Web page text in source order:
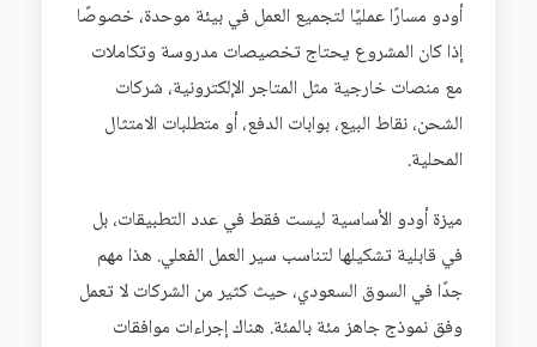
أودو مسارًا عمليًا لتجميع العمل في بيئة موحدة، خصوصًا
إذا كان المشروع يحتاج تخصيصات مدروسة وتكاملات
مع منصات خارجية مثل المتاجر الإلكترونية، شركات
الشحن، نقاط البيع، بوابات الدفع، أو متطلبات الامتثال
المحلية.
ميزة أودو الأساسية ليست فقط في عدد التطبيقات، بل
في قابلية تشكيلها لتناسب سير العمل الفعلي. هذا مهم
جدًا في السوق السعودي، حيث كثير من الشركات لا تعمل
وفق نموذج جاهز مئة بالمئة. هناك إجراءات موافقات